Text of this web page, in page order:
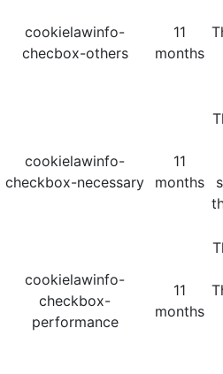
cookielawinfo-
checbox-others
11
months
cookielawinfo-
checkbox-necessary
11
months
cookielawinfo-
checkbox-
performance
11
months